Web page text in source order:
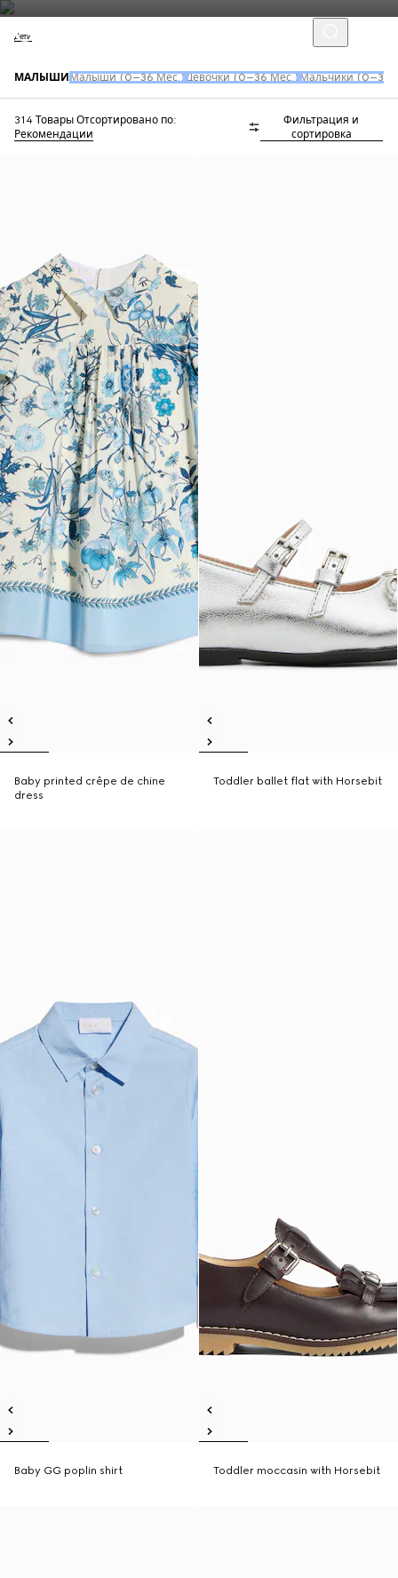
Дети
МАЛЫШИ Малыши (0–36 Мес.) Девочки (0–36 Мес.) Мальчики (0–36
314 Товары Отсортировано по:
Рекомендации
Фильтрация и
сортировка
Baby printed crêpe de chine
dress
Toddler ballet flat with Horsebit
Baby GG poplin shirt Toddler moccasin with Horsebit